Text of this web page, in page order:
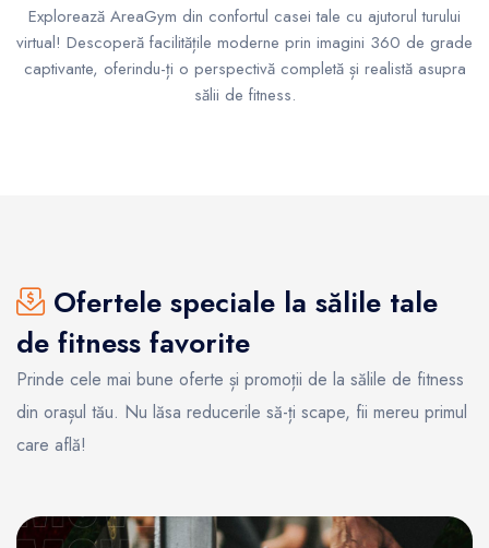
Explorează AreaGym din confortul casei tale cu ajutorul turului
virtual! Descoperă facilitățile moderne prin imagini 360 de grade
captivante, oferindu-ți o perspectivă completă și realistă asupra
sălii de fitness.
Ofertele speciale la sălile tale
de fitness favorite
Prinde cele mai bune oferte și promoții de la sălile de fitness
din orașul tău. Nu lăsa reducerile să-ți scape, fii mereu primul
care află!